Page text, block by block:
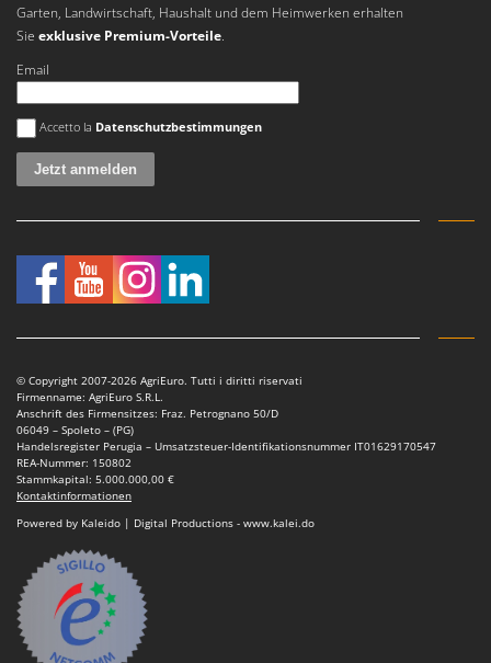
Garten, Landwirtschaft, Haushalt und dem Heimwerken erhalten
Sie exklusive Premium-Vorteile.
Email
Es ist ein Fehler aufgetreten
Accetto la Datenschutzbestimmungen
© Copyright 2007-2026 AgriEuro. Tutti i diritti riservati
Firmenname: AgriEuro S.R.L.
Anschrift des Firmensitzes: Fraz. Petrognano 50/D
06049 – Spoleto – (PG)
Handelsregister Perugia – Umsatzsteuer-Identifikationsnummer IT01629170547
REA-Nummer: 150802
Stammkapital: 5.000.000,00 €
Kontaktinformationen
Powered by Kaleido | Digital Productions - www.kalei.do